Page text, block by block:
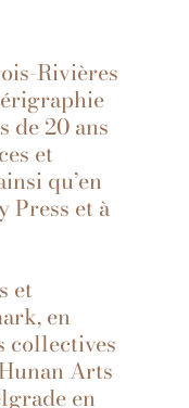
Rivières
de 20 ans
et
qu’en
Press et à
et
en
collectives
Arts
en